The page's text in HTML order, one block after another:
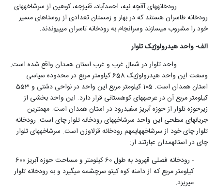
رودخانه‎های آقچه نیه، احمدآباد، قنیزجه، کوهین از سرشاخه‎های
رودخانه طاسران هستند که در بهار و زمستان تعدادی از روستاهای مسیر
خود را مشروب می‎سازند وسرانجام به رودخانه تاسران می‎پیوندند.
الف- واحد هیدرولوژیک تلوار
واحد تلوار در شمال غرب و غرب استان همدان واقع شده است.
وسعت این واحد هیدرولوژیک 658 کیلومتر مربع در محدوده سیاسی
استان همدان است. 105 کیلومتر مربع این واحد در نواحی دشتی و 553
کیلومتر مربع آن در عرصه‎های کوهستانی قرار دارد. این واحد بخشی از
زیرحوزه تلوار از حوزه آبریز سفیدرود در استان همدان است. مهمترین
جریان‎های سطحی این واحد سرشاخه‎های رودخانه تلوار چای است. رودخانه
تلوار چای خود از سرشاخه‎های‏مهم رودخانه قزل‏اوزن است. سرشاخه‎های‏ تلوار
چای در استان‏همدان عبارتند از:
- رودخانه فصلی قهرود به طول 60 کیلومتر و مساحت حوزه آبریز 600
کیلومتر مربع که از دامنه کوه کیتو سرچشمه می‎گیرد و به رودخانه تلوار
می‎ریزد.